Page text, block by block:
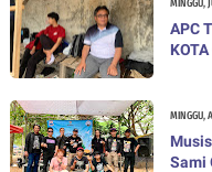
MINGGU,
APC
MINGGU,
Sami